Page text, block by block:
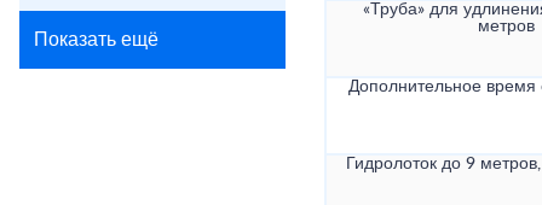
Показать ещё
«Труба» для
метров
Дополнительное
Гидролоток до 9